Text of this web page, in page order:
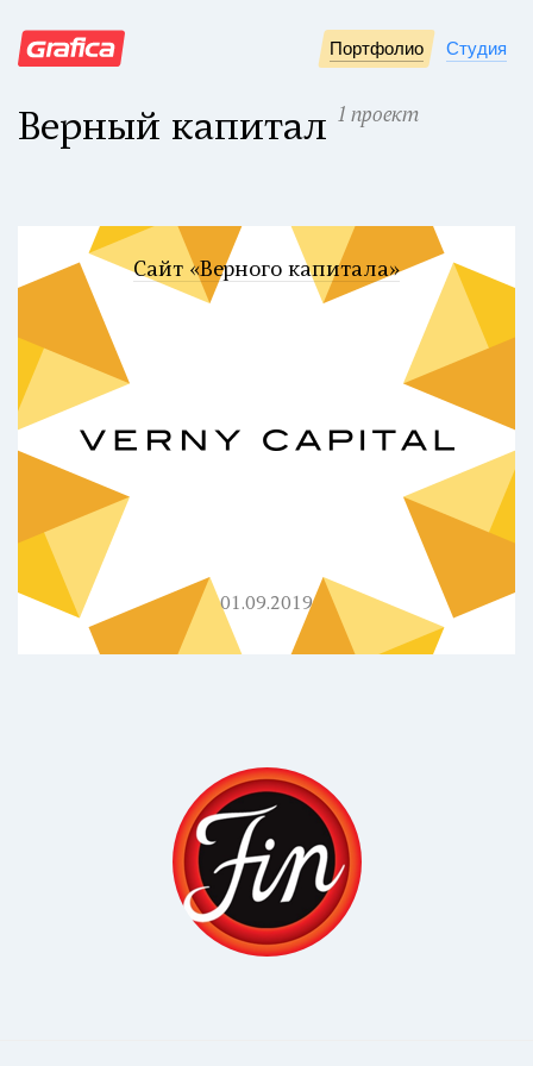
Портфолио Студия
Верный капитал 1 проект
Сайт «Верного капитала»
01.09.2019